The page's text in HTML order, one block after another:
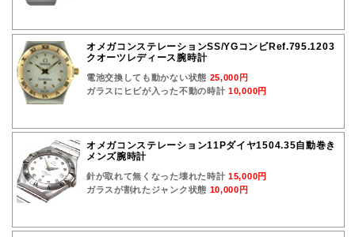
オメガコンステレーションSS/YGコンビRef.795.1203
クオーツレディース腕時計
電池交換しても動かない状態 25,000円
ガラスにヒビが入った不動の時計10,000円
オメガコンステレーション11Pダイヤ1504.35自動巻き
メンズ腕時計
針が取れて無くなった壊れた時計15,000円
ガラスが割れたジャンク状態 10,000円